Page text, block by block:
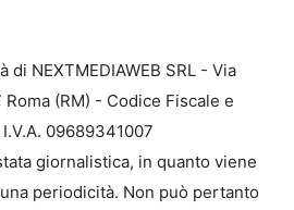
NEXTMEDIAWEB SRL - Via
Roma (RM) - Codice Fiscale e
09689341007
giornalistica, in quanto viene
periodicità. Non può pertanto